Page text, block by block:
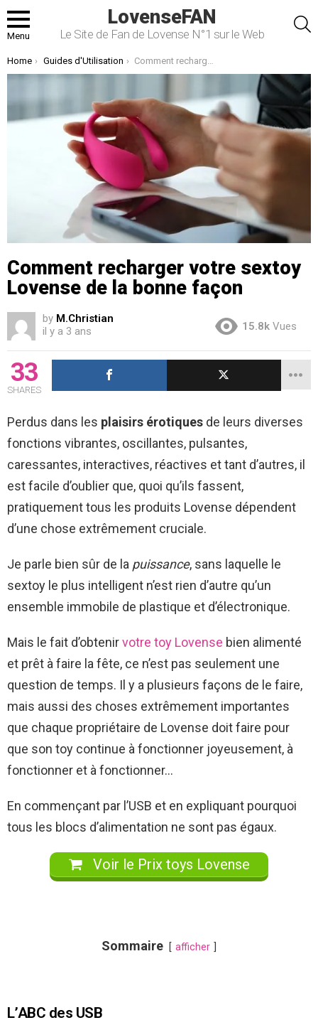
Menu
LovenseFAN
Le Site de Fan de Lovense N°1 sur le Web
You are here:
Home Guides d'Utilisation Comment recharger votre sextoy Lovense de la bonne façon
Comment recharger votre sextoy
Lovense de la bonne façon
by M.Christian
il y a 3 ans
15.8k Vues
33
SHARES
Perdus dans les plaisirs érotiques de leurs diverses
fonctions vibrantes, oscillantes, pulsantes,
caressantes, interactives, réactives et tant d’autres, il
est facile d’oublier que, quoi qu’ils fassent,
pratiquement tous les produits Lovense dépendent
d’une chose extrêmement cruciale.
Je parle bien sûr de la puissance, sans laquelle le
sextoy le plus intelligent n’est rien d’autre qu’un
ensemble immobile de plastique et d’électronique.
Mais le fait d’obtenirvotre toy Lovense bien alimenté
et prêt à faire la fête, ce n’est pas seulement une
question de temps. Il y a plusieurs façons de le faire,
mais aussi des choses extrêmement importantes
que chaque propriétaire de Lovense doit faire pour
que son toy continue à fonctionner joyeusement, à
fonctionner et à fonctionner…
En commençant par l’USB et en expliquant pourquoi
tous les blocs d’alimentation ne sont pas égaux.
Voir le Prix toys Lovense
Sommaire afficher
L’ABC des USB